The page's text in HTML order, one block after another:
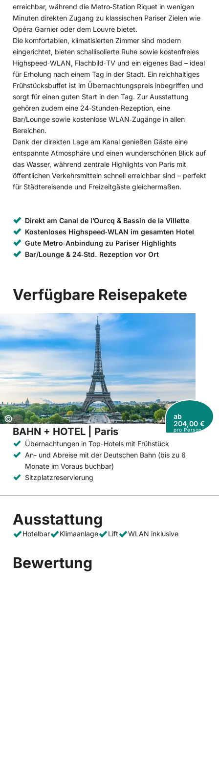
erreichbar, während die Metro‑Station Riquet in wenigen
Minuten direkten Zugang zu klassischen Pariser Zielen wie
Opéra Garnier oder dem Louvre bietet.
Die komfortablen, klimatisierten Zimmer sind modern
eingerichtet, bieten schallisolierte Ruhe sowie kostenfreies
Highspeed‑WLAN, Flachbild‑TV und ein eigenes Bad – ideal
für Erholung nach einem Tag in der Stadt. Ein reichhaltiges
Frühstücksbuffet ist im Übernachtungspreis inbegriffen und
sorgt für einen guten Start in den Tag. Zur Ausstattung
gehören zudem eine 24‑Stunden‑Rezeption, eine
Bar/Lounge sowie kostenlose WLAN‑Zugänge in allen
Bereichen.
Dank der direkten Lage am Kanal genießen Gäste eine
entspannte Atmosphäre und einen wunderschönen Blick auf
das Wasser, während zentrale Highlights von Paris mit
öffentlichen Verkehrsmitteln schnell erreichbar sind – perfekt
für Städtereisende und Freizeitgäste gleichermaßen.
Direkt am Canal de l’Ourcq & Bassin de la Villette
Kostenloses Highspeed‑WLAN im gesamten Hotel
Gute Metro‑Anbindung zu Pariser Highlights
Bar/Lounge & 24‑Std. Rezeption vor Ort
Verfügbare Reisepakete
Copyright:
©
ab
204,00 €
pro Person
BAHN + HOTEL | Paris
Übernachtungen in Top-Hotels mit Frühstück
An- und Abreise mit der Deutschen Bahn (bis zu 6
Monate im Voraus buchbar)
Sitzplatzreservierung
Ausstattung
Hotelbar Klimaanlage Lift WLAN inklusive
Bewertung